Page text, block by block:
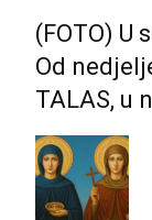
(FOTO) U
Od
TALAS, u